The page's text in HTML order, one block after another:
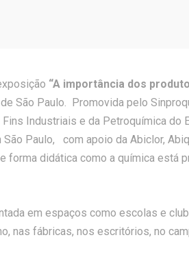
“A importância dos
São Paulo. Promovida pelo
Industriais e da Petroquímica do
Paulo, com apoio da Abiclor,
didática como a química está
em espaços como escolas e
nas fábricas, nos escritórios, no